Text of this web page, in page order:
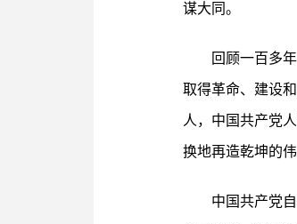
谋大同。
回顾一百多
取得革命、建设
人，中国共产党
换地再造乾坤的
中国共产党